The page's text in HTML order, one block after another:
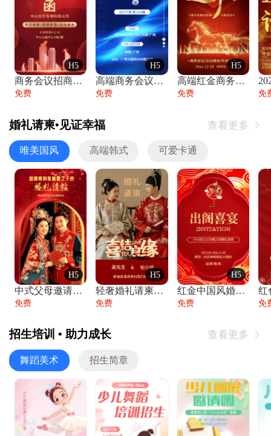
H5
商务会议招商展会科技峰会邀请函年会邀请
免费
H5
高端商务会议招商加盟展会峰会论坛邀请函
免费
H5
高端红金商务会议年会年终盛典答谢邀请函
免费 免
婚礼请柬•见证幸福 查看更多 
唯美国风 高端韩式 可爱卡通
H5
中式父母邀请函婚礼结婚请柬请贴父母邀请方
免费
H5
轻奢婚礼请柬婚礼邀请函结婚照请帖
免费
H5
红金中国风婚礼请柬出阁喜宴嫁女请帖出阁宴
免费 免
招生培训 • 助力成长 查看更多 
舞蹈美术 招生简章